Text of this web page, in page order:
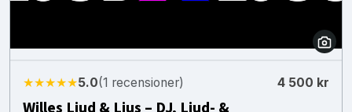
★★★★★5.0(1 recensioner) 4 500 kr